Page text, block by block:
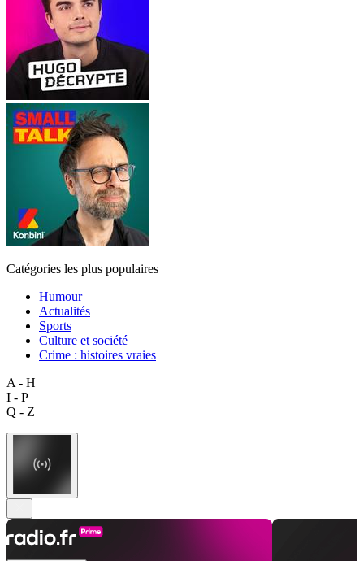
Catégories les plus populaires
Humour
Actualités
Sports
Culture et société
Crime : histoires vraies
A - H
I - P
Q - Z